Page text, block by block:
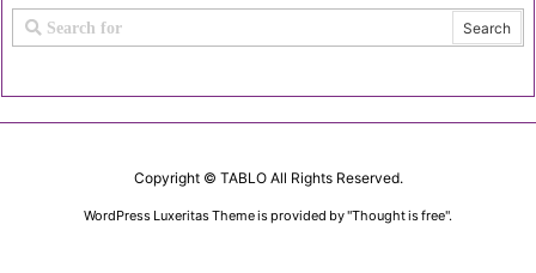
Copyright © TABLOAll Rights Reserved.
WordPress Luxeritas Theme is provided by "Thought is free".